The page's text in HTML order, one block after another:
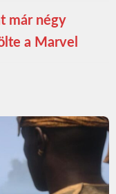
már négy
a Marvel